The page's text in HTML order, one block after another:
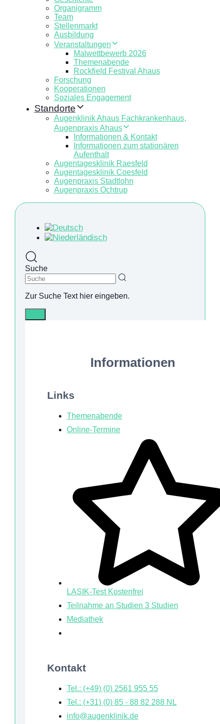
Organigramm
Team
Stellenmarkt
Ausbildung
Veranstaltungen
Malwettbewerb 2026
Themenabende
Rockfield Festival Ahaus
Forschung
Kooperationen
Soziales Engagement
Standorte
Augenklinik Ahaus Fachkrankenhaus,
Augenpraxis Ahaus
Informationen & Kontakt
Informationen zum stationären
Aufenthalt
Augentagesklinik Raesfeld
Augentagesklinik Coesfeld
Augenpraxis Stadtlohn
Augenpraxis Ochtrup
Suche
Zur Suche Text hier eingeben.
Informationen
Links
Themenabende
Online-Termine
LASIK-Test Kostenfrei
Teilnahme an Studien 3 Studien
Mediathek
Kontakt
Tel.: (+49) (0) 2561 955 55
Tel.: (+31) (0) 85 - 88 82 288 NL
info@augenklinik.de